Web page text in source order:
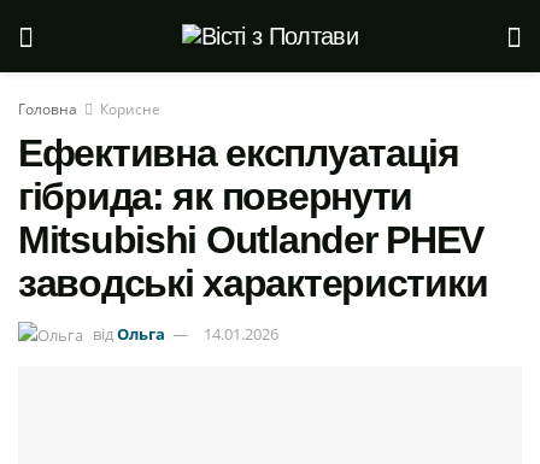
Головна Корисне
Ефективна експлуатація
гібрида: як повернути
Mitsubishi Outlander PHEV
заводські характеристики
відОльга 14.01.2026